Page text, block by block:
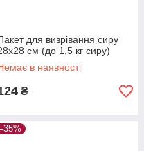
для визрівання сиру
см (до 1,5 кг сиру)
в наявності
₴